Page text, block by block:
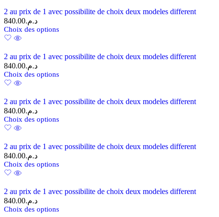
2 au prix de 1 avec possibilite de choix deux modeles different
د.م.840.00
Choix des options
2 au prix de 1 avec possibilite de choix deux modeles different
د.م.840.00
Choix des options
2 au prix de 1 avec possibilite de choix deux modeles different
د.م.840.00
Choix des options
2 au prix de 1 avec possibilite de choix deux modeles different
د.م.840.00
Choix des options
2 au prix de 1 avec possibilite de choix deux modeles different
د.م.840.00
Choix des options